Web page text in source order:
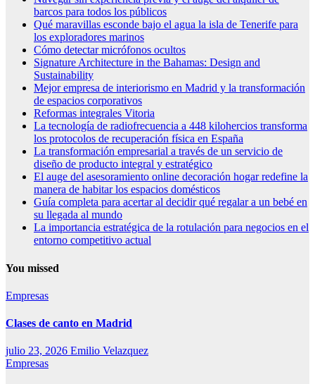
barcos para todos los públicos
Qué maravillas esconde bajo el agua la isla de Tenerife para
los exploradores marinos
Cómo detectar micrófonos ocultos
Signature Architecture in the Bahamas: Design and
Sustainability
Mejor empresa de interiorismo en Madrid y la transformación
de espacios corporativos
Reformas integrales Vitoria
La tecnología de radiofrecuencia a 448 kilohercios transforma
los protocolos de recuperación física en España
La transformación empresarial a través de un servicio de
diseño de producto integral y estratégico
El auge del asesoramiento online decoración hogar redefine la
manera de habitar los espacios domésticos
Guía completa para acertar al decidir qué regalar a un bebé en
su llegada al mundo
La importancia estratégica de la rotulación para negocios en el
entorno competitivo actual
You missed
Empresas
Clases de canto en Madrid
julio 23, 2026 Emilio Velazquez
Empresas